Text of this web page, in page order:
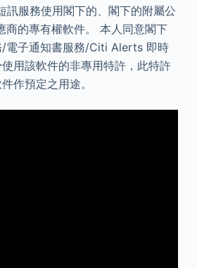
服務使用閣下的、閣下的附屬公
商的專有權軟件。 本人同意閣下
/電子通知書服務/Citi Alerts 即時
用該軟件的非專用特許，此特許
作預定之用途。